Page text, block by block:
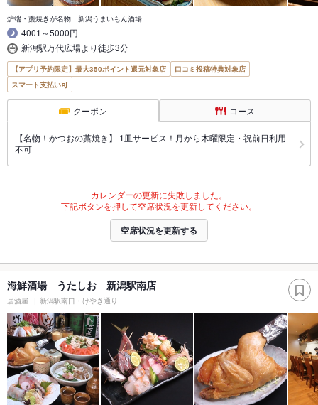
炉端・藁焼きが名物 新潟うまいもん酒場
4001～5000円
新潟駅万代広場より徒歩3分
【アプリ予約限定】最大350ポイント還元対象店
口コミ投稿特典対象店
スマート支払い可
クーポン コース
【名物！かつおの藁焼き】 1皿サービス！月から木曜限定・祝前日利用
不可
カレンダーの更新に失敗しました。
下記ボタンを押して空席状況を更新してください。
空席状況を更新する
海鮮酒場 うたしお 新潟駅南店
居酒屋 新潟駅南口・けやき通り